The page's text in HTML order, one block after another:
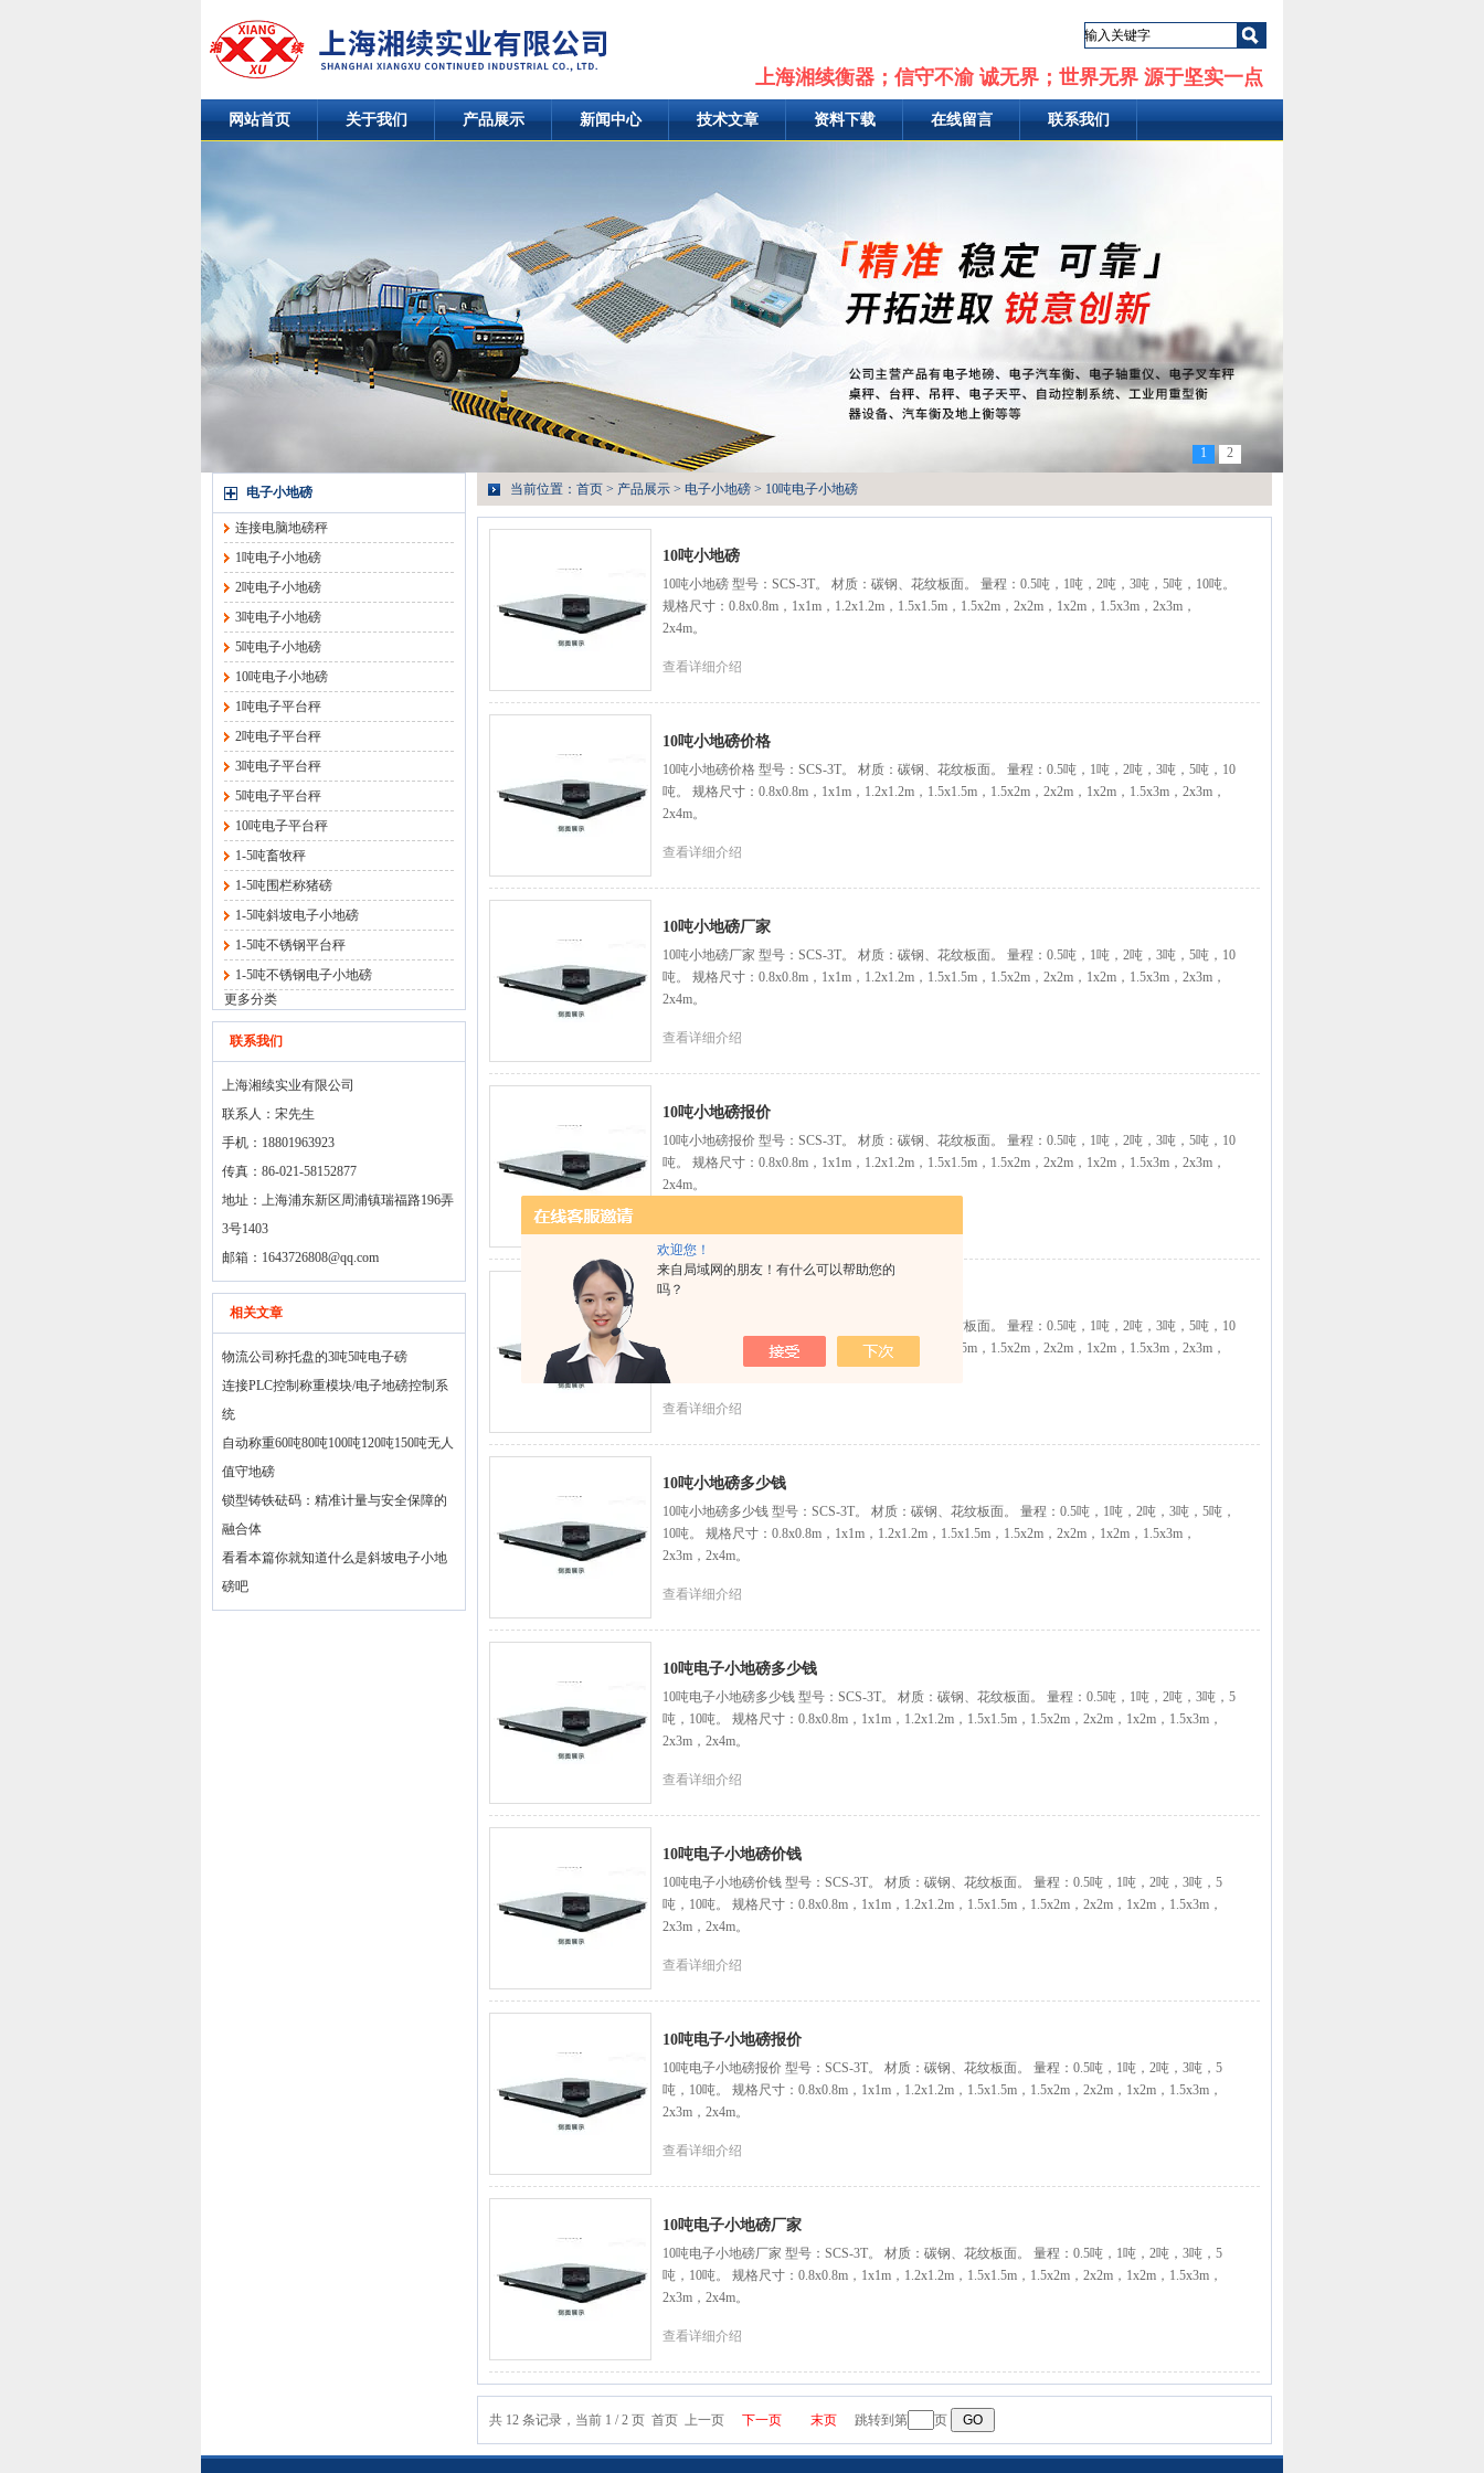
欢迎您！
来自局域网的朋友！有什么可以帮助您的
吗？
上海湘续衡器；信守不渝 诚无界；世界无界 源于坚实一点
网站首页 关于我们 产品展示 新闻中心 技术文章 资料下载 在线留言 联系我们
1 2
电子小地磅
连接电脑地磅秤
1吨电子小地磅
2吨电子小地磅
3吨电子小地磅
5吨电子小地磅
10吨电子小地磅
1吨电子平台秤
2吨电子平台秤
3吨电子平台秤
5吨电子平台秤
10吨电子平台秤
1-5吨畜牧秤
1-5吨围栏称猪磅
1-5吨斜坡电子小地磅
1-5吨不锈钢平台秤
1-5吨不锈钢电子小地磅
更多分类
联系我们
上海湘续实业有限公司
联系人：宋先生
手机：18801963923
传真：86-021-58152877
地址：上海浦东新区周浦镇瑞福路196弄
3号1403
邮箱： 1643726808@qq.com
相关文章
物流公司称托盘的3吨5吨电子磅
连接PLC控制称重模块/电子地磅控制系
统
自动称重60吨80吨100吨120吨150吨无人
值守地磅
锁型铸铁砝码：精准计量与安全保障的
融合体
看看本篇你就知道什么是斜坡电子小地
磅吧
当前位置： 首页 > 产品展示 > 电子小地磅 > 10吨电子小地磅
10吨小地磅
10吨小地磅 型号：SCS-3T。 材质：碳钢、花纹板面。 量程：0.5吨，1吨，2吨，3吨，5吨，10吨。
规格尺寸：0.8x0.8m，1x1m，1.2x1.2m，1.5x1.5m，1.5x2m，2x2m，1x2m，1.5x3m，2x3m，
2x4m。
查看详细介绍
10吨小地磅价格
10吨小地磅价格 型号：SCS-3T。 材质：碳钢、花纹板面。 量程：0.5吨，1吨，2吨，3吨，5吨，10
吨。 规格尺寸：0.8x0.8m，1x1m，1.2x1.2m，1.5x1.5m，1.5x2m，2x2m，1x2m，1.5x3m，2x3m，
2x4m。
查看详细介绍
10吨小地磅厂家
10吨小地磅厂家 型号：SCS-3T。 材质：碳钢、花纹板面。 量程：0.5吨，1吨，2吨，3吨，5吨，10
吨。 规格尺寸：0.8x0.8m，1x1m，1.2x1.2m，1.5x1.5m，1.5x2m，2x2m，1x2m，1.5x3m，2x3m，
2x4m。
查看详细介绍
10吨小地磅报价
10吨小地磅报价 型号：SCS-3T。 材质：碳钢、花纹板面。 量程：0.5吨，1吨，2吨，3吨，5吨，10
吨。 规格尺寸：0.8x0.8m，1x1m，1.2x1.2m，1.5x1.5m，1.5x2m，2x2m，1x2m，1.5x3m，2x3m，
2x4m。
10吨小地磅价钱
10吨小地磅价钱 型号：SCS-3T。 材质：碳钢、花纹板面。 量程：0.5吨，1吨，2吨，3吨，5吨，10
吨。 规格尺寸：0.8x0.8m，1x1m，1.2x1.2m，1.5x1.5m，1.5x2m，2x2m，1x2m，1.5x3m，2x3m，
2x4m。
查看详细介绍
10吨小地磅多少钱
10吨小地磅多少钱 型号：SCS-3T。 材质：碳钢、花纹板面。 量程：0.5吨，1吨，2吨，3吨，5吨，
10吨。 规格尺寸：0.8x0.8m，1x1m，1.2x1.2m，1.5x1.5m，1.5x2m，2x2m，1x2m，1.5x3m，
2x3m，2x4m。
查看详细介绍
10吨电子小地磅多少钱
10吨电子小地磅多少钱 型号：SCS-3T。 材质：碳钢、花纹板面。 量程：0.5吨，1吨，2吨，3吨，5
吨，10吨。 规格尺寸：0.8x0.8m，1x1m，1.2x1.2m，1.5x1.5m，1.5x2m，2x2m，1x2m，1.5x3m，
2x3m，2x4m。
查看详细介绍
10吨电子小地磅价钱
10吨电子小地磅价钱 型号：SCS-3T。 材质：碳钢、花纹板面。 量程：0.5吨，1吨，2吨，3吨，5
吨，10吨。 规格尺寸：0.8x0.8m，1x1m，1.2x1.2m，1.5x1.5m，1.5x2m，2x2m，1x2m，1.5x3m，
2x3m，2x4m。
查看详细介绍
10吨电子小地磅报价
10吨电子小地磅报价 型号：SCS-3T。 材质：碳钢、花纹板面。 量程：0.5吨，1吨，2吨，3吨，5
吨，10吨。 规格尺寸：0.8x0.8m，1x1m，1.2x1.2m，1.5x1.5m，1.5x2m，2x2m，1x2m，1.5x3m，
2x3m，2x4m。
查看详细介绍
10吨电子小地磅厂家
10吨电子小地磅厂家 型号：SCS-3T。 材质：碳钢、花纹板面。 量程：0.5吨，1吨，2吨，3吨，5
吨，10吨。 规格尺寸：0.8x0.8m，1x1m，1.2x1.2m，1.5x1.5m，1.5x2m，2x2m，1x2m，1.5x3m，
2x3m，2x4m。
查看详细介绍
共 12 条记录，当前 1 / 2 页 首页 上一页 下一页 末页 跳转到第 页